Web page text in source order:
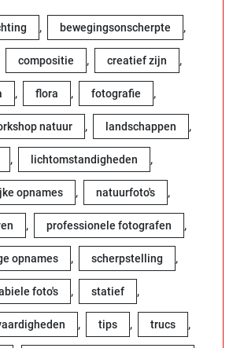
, bewegingsonscherpte ,
compositie , creatief zijn ,
, flora , fotografie ,
natuur , landschappen ,
, lichtomstandigheden ,
opnames , natuurfoto's ,
, professionele fotografen ,
opnames , scherpstelling ,
foto's , statief ,
, tips , trucs ,